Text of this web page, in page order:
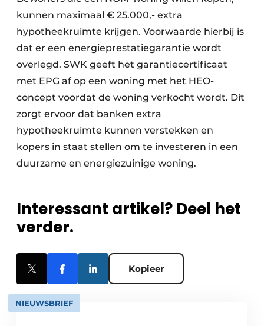
kunnen maximaal € 25.000,- extra
hypotheekruimte krijgen. Voorwaarde hierbij is
dat er een energieprestatiegarantie wordt
overlegd. SWK geeft het garantiecertificaat
met EPG af op een woning met het HEO-
concept voordat de woning verkocht wordt. Dit
zorgt ervoor dat banken extra
hypotheekruimte kunnen verstekken en
kopers in staat stellen om te investeren in een
duurzame en energiezuinige woning.
Interessant artikel? Deel het
verder.
Kopieer
NIEUWSBRIEF